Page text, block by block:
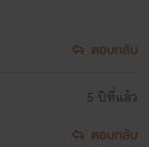
ตอบกลับ
5 ปีที่แล้ว
ตอบกลับ